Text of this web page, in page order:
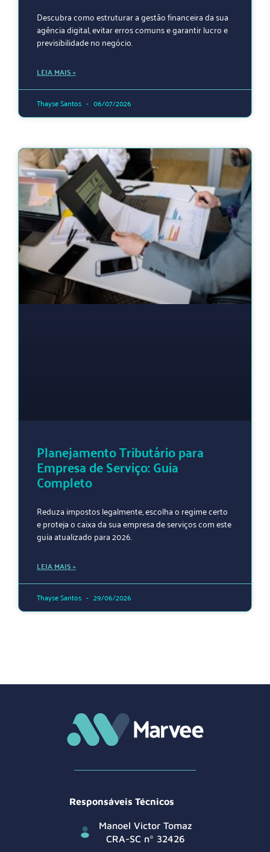
Descubra como estruturar a gestão financeira da sua
agência digital, evitar erros comuns e garantir lucro e
previsibilidade no negócio.
LEIA MAIS »
Thayse Santos 06/07/2026
Planejamento Tributário para
Empresa de Serviço: Guia
Completo
Reduza impostos legalmente, escolha o regime certo
e proteja o caixa da sua empresa de serviços com este
guia atualizado para 2026.
LEIA MAIS »
Thayse Santos 29/06/2026
Responsáveis Técnicos
Manoel Victor Tomaz
CRA-SC nº 32426